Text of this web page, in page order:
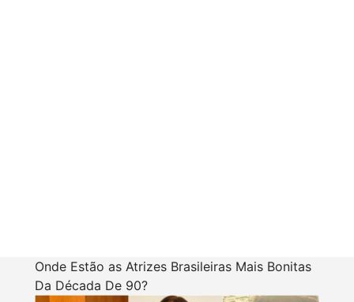
Onde Estão as Atrizes Brasileiras Mais Bonitas
Da Década De 90?